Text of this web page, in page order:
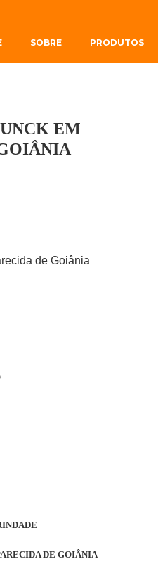
SOBRE PRODUTOS
EM
de Goiânia
DE GOIÂNIA